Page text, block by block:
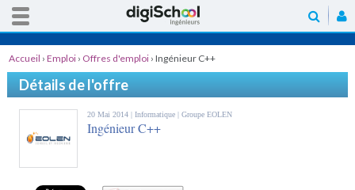
Accueil › Emploi › Offres d'emploi › Ingénieur C++
Détails de l'offre
20 Mai 2014 | Informatique | Groupe EOLEN
Ingénieur C++